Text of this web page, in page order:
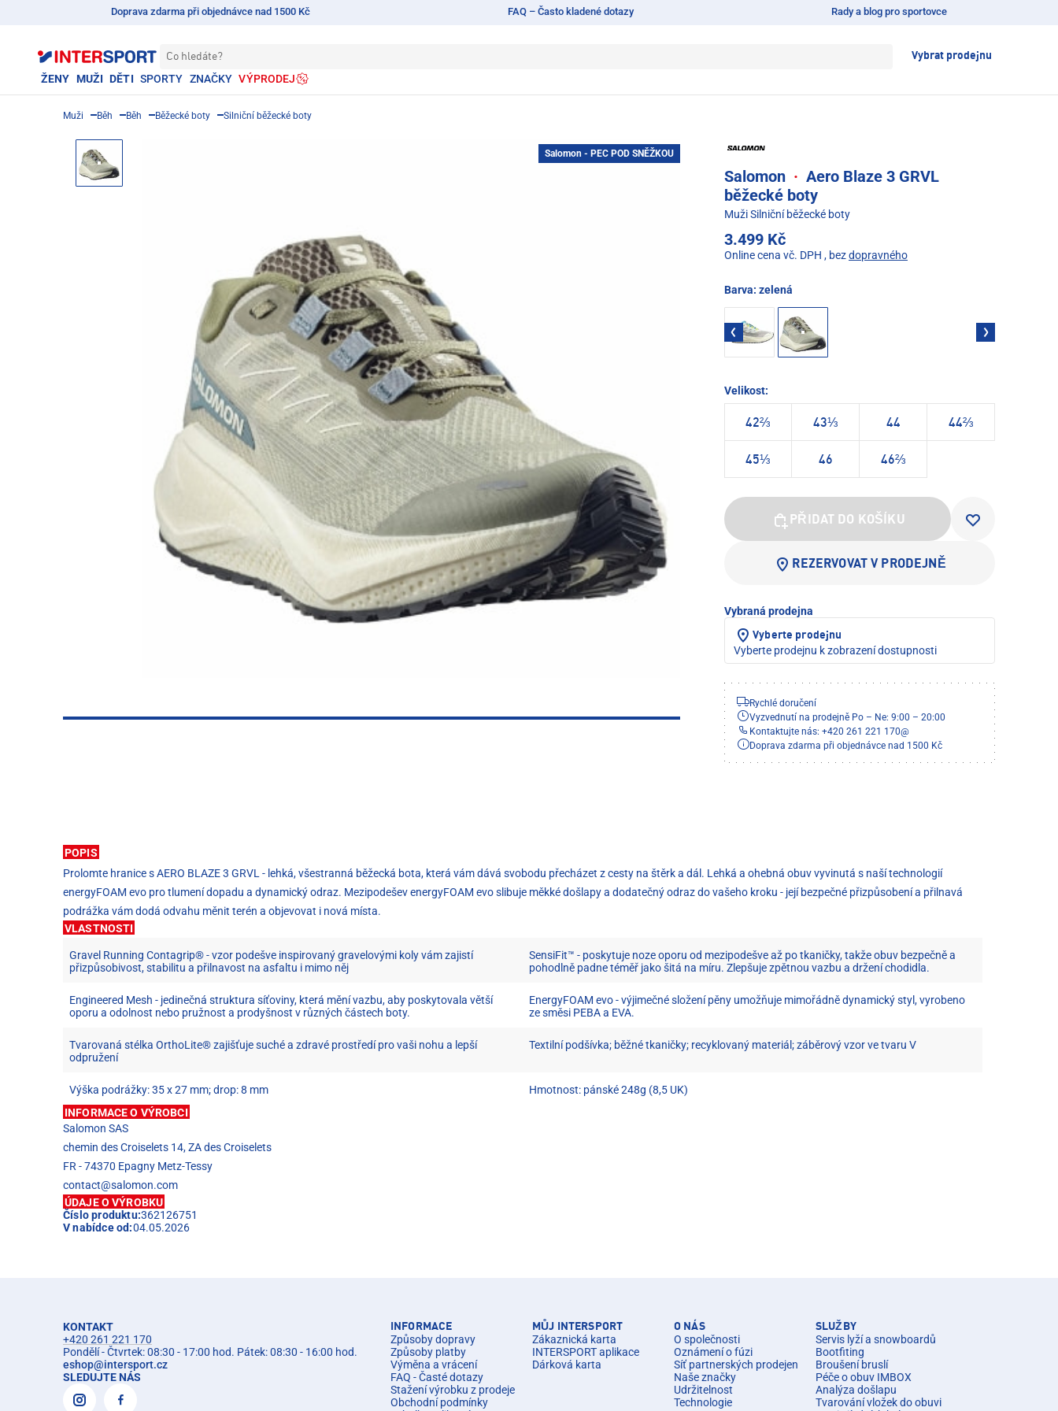
Doprava zdarma při objednávce nad 1500 Kč FAQ – Často kladené dotazy Rady a blog pro sportovce
Co hledáte? Vybrat prodejnu
ŽENY MUŽI DĚTI SPORTY ZNAČKY VÝPRODEJ
Muži Běh Běh Běžecké boty Silniční běžecké boty
Salomon - PEC POD SNĚŽKOU
Salomon · Aero Blaze 3 GRVL
běžecké boty
Muži Silniční běžecké boty
3.499 Kč
Online cena vč. DPH , bezdopravného
Barva: zelená
Velikost:
42⅔ 43⅓ 44 44⅔
45⅓ 46 46⅔
PŘIDAT DO KOŠÍKU
REZERVOVAT V PRODEJNĚ
Vybraná prodejna
Vyberte prodejnu
Vyberte prodejnu k zobrazení dostupnosti
Rychlé doručení
Vyzvednutí na prodejně Po – Ne: 9:00 – 20:00
Kontaktujte nás: +420 261 221 170@
Doprava zdarma při objednávce nad 1500 Kč
POPIS
Prolomte hranice s AERO BLAZE 3 GRVL - lehká, všestranná běžecká bota, která vám dává svobodu přecházet z cesty na štěrk a dál. Lehká a ohebná obuv vyvinutá s naší technologií
energyFOAM evo pro tlumení dopadu a dynamický odraz. Mezipodešev energyFOAM evo slibuje měkké došlapy a dodatečný odraz do vašeho kroku - její bezpečné přizpůsobení a přilnavá
podrážka vám dodá odvahu měnit terén a objevovat i nová místa.
VLASTNOSTI
Gravel Running Contagrip® - vzor podešve inspirovaný gravelovými koly vám zajistí
přizpůsobivost, stabilitu a přilnavost na asfaltu i mimo něj
SensiFit™ - poskytuje noze oporu od mezipodešve až po tkaničky, takže obuv bezpečně a
pohodlně padne téměř jako šitá na míru. Zlepšuje zpětnou vazbu a držení chodidla.
Engineered Mesh - jedinečná struktura síťoviny, která mění vazbu, aby poskytovala větší
oporu a odolnost nebo pružnost a prodyšnost v různých částech boty.
EnergyFOAM evo - výjimečné složení pěny umožňuje mimořádně dynamický styl, vyrobeno
ze směsi PEBA a EVA.
Tvarovaná stélka OrthoLite® zajišťuje suché a zdravé prostředí pro vaši nohu a lepší
odpružení
Textilní podšívka; běžné tkaničky; recyklovaný materiál; záběrový vzor ve tvaru V
Výška podrážky: 35 x 27 mm; drop: 8 mm
Hmotnost: pánské 248g (8,5 UK)
INFORMACE O VÝROBCI
Salomon SAS
chemin des Croiselets 14, ZA des Croiselets
FR - 74370 Epagny Metz-Tessy
contact@salomon.com
ÚDAJE O VÝROBKU
Číslo produktu:362126751
V nabídce od:04.05.2026
KONTAKT
+420 261 221 170
Pondělí - Čtvrtek: 08:30 - 17:00 hod. Pátek: 08:30 - 16:00 hod.
eshop@intersport.cz
SLEDUJTE NÁS
INFORMACE
Způsoby dopravy
Způsoby platby
Výměna a vrácení
FAQ - Časté dotazy
Stažení výrobku z prodeje
Obchodní podmínky
MŮJ INTERSPORT
Zákaznická karta
INTERSPORT aplikace
Dárková karta
O NÁS
O společnosti
Oznámení o fúzi
Síť partnerských prodejen
Naše značky
Udržitelnost
Technologie
SLUŽBY
Servis lyží a snowboardů
Bootfiting
Broušení bruslí
Péče o obuv IMBOX
Analýza došlapu
Tvarování vložek do obuvi